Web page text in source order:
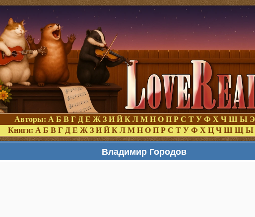
Авторы: А Б В Г Д Е Ж З И Й К Л М Н О П Р С Т У Ф Х Ч Ш Ы Э
Книги: А Б В Г Д Е Ж З И Й К Л М Н О П Р С Т У Ф Х Ц Ч Ш Щ Ы
Владимир Городов